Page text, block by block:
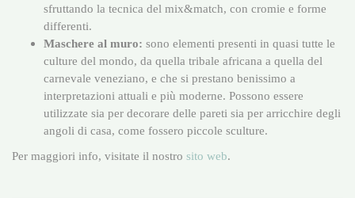
sfruttando la tecnica del mix&match, con cromie e forme
differenti.
Maschere al muro: sono elementi presenti in quasi tutte le
culture del mondo, da quella tribale africana a quella del
carnevale veneziano, e che si prestano benissimo a
interpretazioni attuali e più moderne. Possono essere
utilizzate sia per decorare delle pareti sia per arricchire degli
angoli di casa, come fossero piccole sculture.
Per maggiori info, visitate il nostro sito web.